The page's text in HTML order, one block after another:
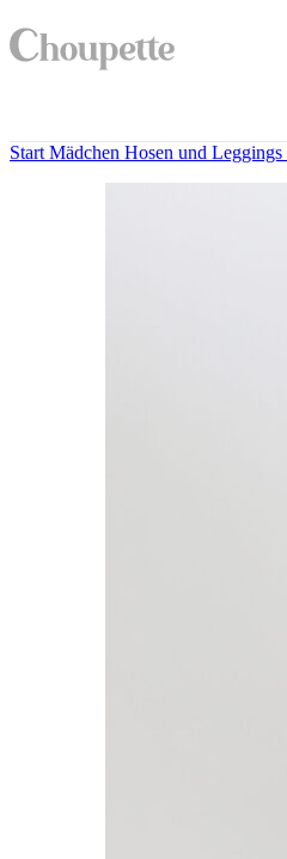
Start Mädchen Hosen und Leggings